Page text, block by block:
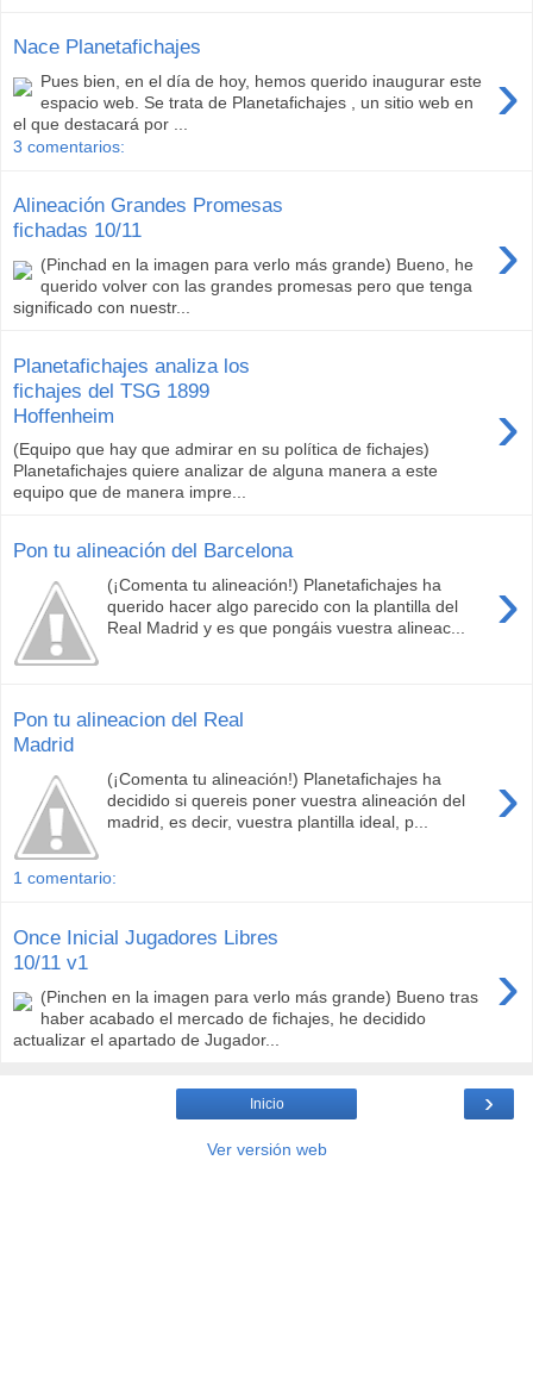
Nace Planetafichajes
›
Pues bien, en el día de hoy, hemos querido inaugurar este
espacio web. Se trata de Planetafichajes , un sitio web en
el que destacará por ...
3 comentarios:
Alineación Grandes Promesas
fichadas 10/11
›
(Pinchad en la imagen para verlo más grande) Bueno, he
querido volver con las grandes promesas pero que tenga
significado con nuestr...
Planetafichajes analiza los
fichajes del TSG 1899
Hoffenheim
›
(Equipo que hay que admirar en su política de fichajes)
Planetafichajes quiere analizar de alguna manera a este
equipo que de manera impre...
Pon tu alineación del Barcelona
›
(¡Comenta tu alineación!) Planetafichajes ha
querido hacer algo parecido con la plantilla del
Real Madrid y es que pongáis vuestra alineac...
Pon tu alineacion del Real
Madrid
›
(¡Comenta tu alineación!) Planetafichajes ha
decidido si quereis poner vuestra alineación del
madrid, es decir, vuestra plantilla ideal, p...
1 comentario:
Once Inicial Jugadores Libres
10/11 v1
›
(Pinchen en la imagen para verlo más grande) Bueno tras
haber acabado el mercado de fichajes, he decidido
actualizar el apartado de Jugador...
›
Inicio
Ver versión web